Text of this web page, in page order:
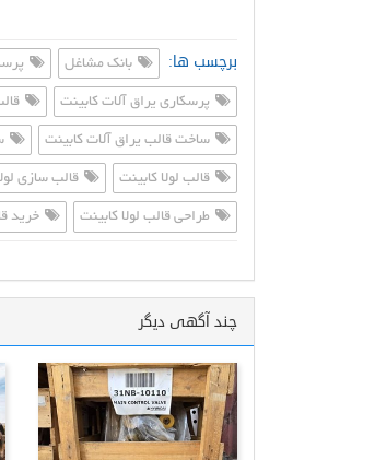
برچسب ها: بانک مشاغل
پرسکاری یراق آلات کابینت
ساخت قالب یراق آلات کابینت
قالب لولا کابینت قالب سازی
طراحی قالب لولا کابینت خرید
چند آگهی دیگر